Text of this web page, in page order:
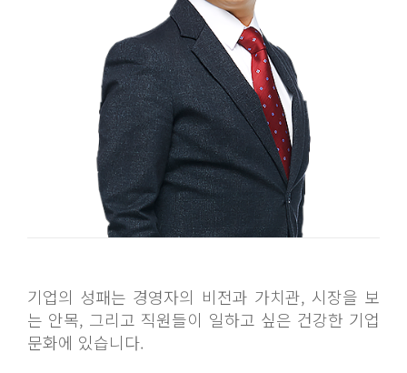
기업의 성패는 경영자의 비전과 가치관, 시장을 보
는 안목, 그리고 직원들이 일하고 싶은 건강한 기업
문화에 있습니다.